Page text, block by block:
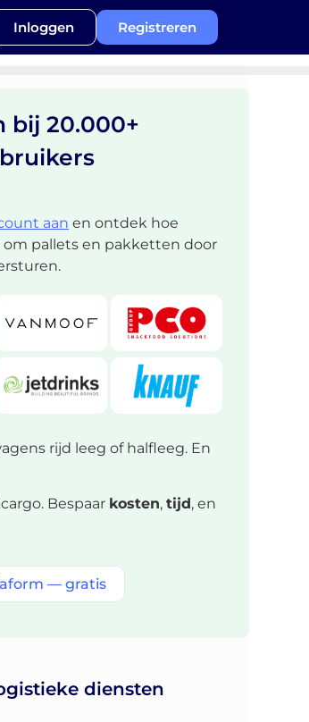
Inloggen Registreren
bij 20.000+
aan en ontdek hoe
pallets en pakketten door
rijd leeg of halfleeg. En
Bespaar kosten,tijd, en
— gratis
diensten